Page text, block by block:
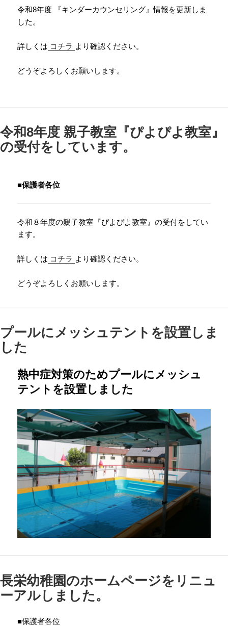
令和8年度 『キンダーカウンセリング』情報を更新しま
した。
詳しくは コチラ より確認ください。
どうぞよろしくお願いします。
令和8年度 親子教室『ぴよぴよ教室』
の受付をしています。
■保護者各位
令和８年度の親子教室『ぴよぴよ教室』の受付をしてい
ます。
詳しくは コチラ より確認ください。
どうぞよろしくお願いします。
プールにメッシュテントを設置しま
した
熱中症対策のためプールにメッシュ
テントを設置しました
長栄幼稚園のホームページをリニュ
ーアルしました。
■保護者各位